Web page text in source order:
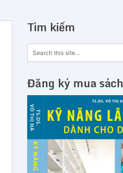
Tìm kiếm
Đăng ký mua sách